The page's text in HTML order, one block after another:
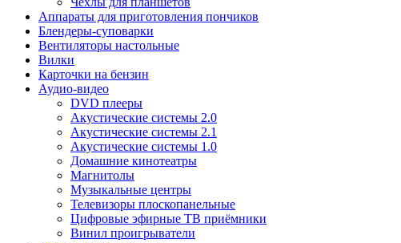
Аппараты для приготовления пончиков
Блендеры-суповарки
Вентиляторы настольные
Вилки
Карточки на бензин
Аудио-видео
DVD плееры
Акустические системы 2.0
Акустические системы 2.1
Акустические системы 1.0
Домашние кинотеатры
Магнитолы
Музыкальные центры
Телевизоры плоскопанельные
Цифровые эфирные ТВ приёмники
Винил проигрыватели